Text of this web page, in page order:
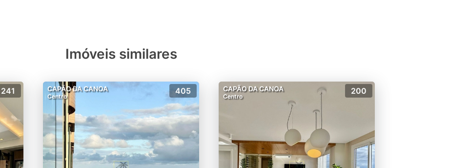
Imóveis similares
241 CAPÃO DA CANOA
Centro
405 CAPÃO DA CANOA
Centro
200